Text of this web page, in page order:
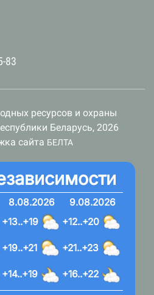
83
ресурсов и охраны
Беларусь, 2026
сайта БЕЛТА
8.08.2026
+13..+19
+19..+21
+14..+19
9.08.2026
+12..+20
+21..+23
+16..+22